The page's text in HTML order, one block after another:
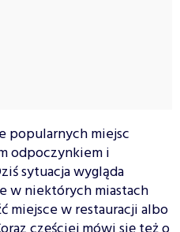
popularnych miejsc
odpoczynkiem i
sytuacja wygląda
w niektórych miastach
miejsce w restauracji albo